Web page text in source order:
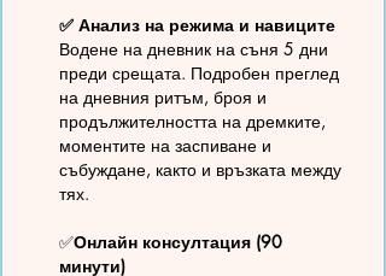
✅ Анализ на режима и навиците
Водене на дневник на съня 5 дни
преди срещата. Подробен преглед
на дневния ритъм, броя и
продължителността на дремките,
моментите на заспиване и
събуждане, както и връзката между
тях.
✅Онлайн консултация (90
минути)